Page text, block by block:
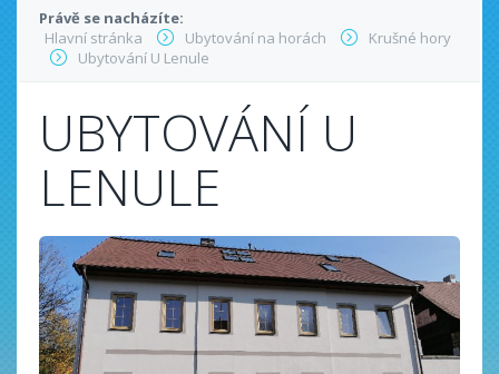
Právě se nacházíte:
Hlavní stránka
Ubytování na horách
Krušné hory
Ubytování U Lenule
UBYTOVÁNÍ U
LENULE